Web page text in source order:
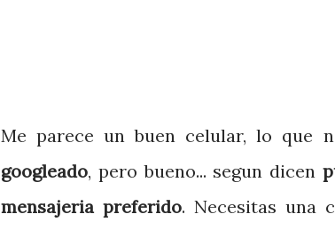
Me parece un buen celular, lo que
googleado, pero bueno... segun dicen
mensajeria preferido. Necesitas una